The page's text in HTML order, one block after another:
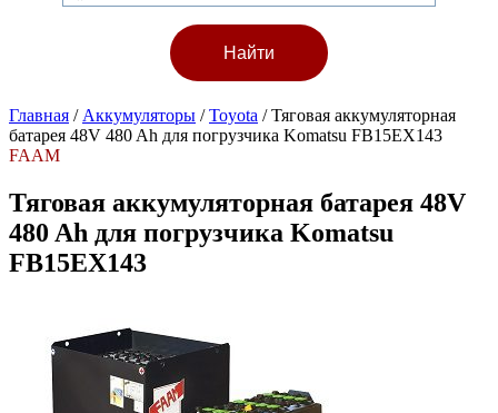
Главная / Аккумуляторы /Toyota /Тяговая аккумуляторная
батарея 48V 480 Ah для погрузчика Komatsu FB15EX143
FAAM
Тяговая аккумуляторная батарея 48V
480 Ah для погрузчика Komatsu
FB15EX143